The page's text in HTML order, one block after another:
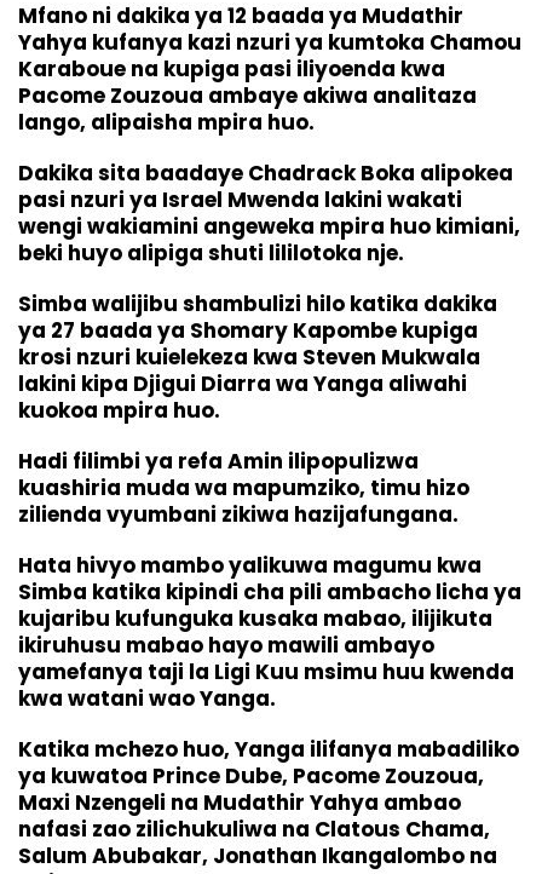
Mfano ni dakika ya 12 baada ya Mudathir
Yahya kufanya kazi nzuri ya kumtoka Chamou
Karaboue na kupiga pasi iliyoenda kwa
Pacome Zouzoua ambaye akiwa analitaza
lango, alipaisha mpira huo.
Dakika sita baadaye Chadrack Boka alipokea
pasi nzuri ya Israel Mwenda lakini wakati
wengi wakiamini angeweka mpira huo kimiani,
beki huyo alipiga shuti lililotoka nje.
Simba walijibu shambulizi hilo katika dakika
ya 27 baada ya Shomary Kapombe kupiga
krosi nzuri kuielekeza kwa Steven Mukwala
lakini kipa Djigui Diarra wa Yanga aliwahi
kuokoa mpira huo.
Hadi filimbi ya refa Amin ilipopulizwa
kuashiria muda wa mapumziko, timu hizo
zilienda vyumbani zikiwa hazijafungana.
Hata hivyo mambo yalikuwa magumu kwa
Simba katika kipindi cha pili ambacho licha ya
kujaribu kufunguka kusaka mabao, ilijikuta
ikiruhusu mabao hayo mawili ambayo
yamefanya taji la Ligi Kuu msimu huu kwenda
kwa watani wao Yanga.
Katika mchezo huo, Yanga ilifanya mabadiliko
ya kuwatoa Prince Dube, Pacome Zouzoua,
Maxi Nzengeli na Mudathir Yahya ambao
nafasi zao zilichukuliwa na Clatous Chama,
Salum Abubakar, Jonathan Ikangalombo na